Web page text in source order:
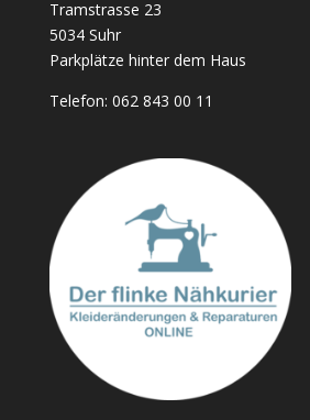
Tramstrasse 23
5034 Suhr
Parkplätze hinter dem Haus
Telefon: 062 843 00 11